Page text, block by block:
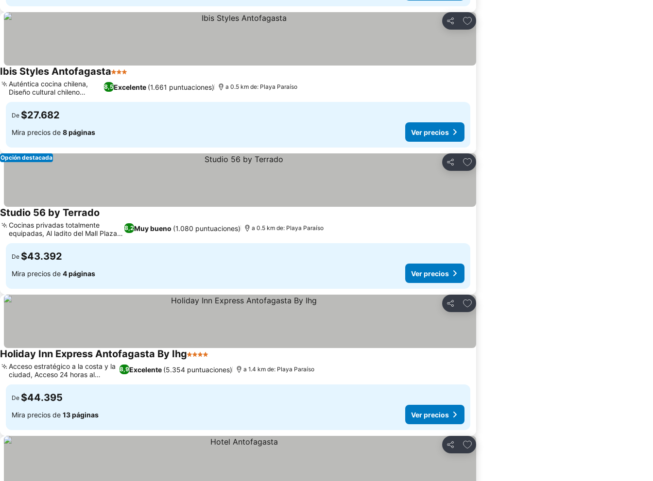
Compartir
Agregar a favoritos
Ibis Styles Antofagasta3 Estrellas
8,5Excelente (1.661 puntuaciones)
Auténtica cocina chilena,
Diseño cultural chileno
vibrante
a 0.5 km de: Playa Paraíso
De $27.682
Mira precios de 8 páginas Ver precios
Compartir
Agregar a favoritos
Opción destacada
Studio 56 by Terrado
8,2Muy bueno (1.080 puntuaciones)
Cocinas privadas totalmente
equipadas, Al ladito del Mall Plaza
Antofagasta
a 0.5 km de: Playa Paraíso
De $43.392
Mira precios de 4 páginas Ver precios
Compartir
Agregar a favoritos
Holiday Inn Express Antofagasta By Ihg4 Estrellas
8,9Excelente (5.354 puntuaciones)
Acceso estratégico a la costa y la
ciudad, Acceso 24 horas al
gimnasio
a 1.4 km de: Playa Paraíso
De $44.395
Mira precios de 13 páginas Ver precios
Compartir
Agregar a favoritos